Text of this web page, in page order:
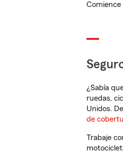
Comience
¿Sabía
ruedas,
Unidos.
de
Trabaje